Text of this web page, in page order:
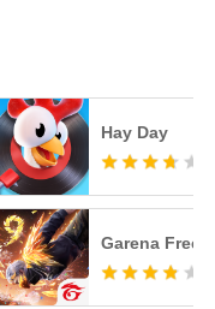
Hay Day
Garena Free